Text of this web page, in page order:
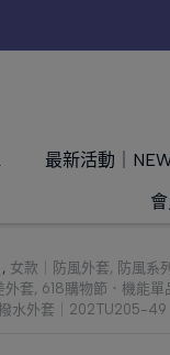
最新活動｜
, 女款｜防風外套, 防風系列
外套, 618購物節．機能單
水外套｜202TU205-49